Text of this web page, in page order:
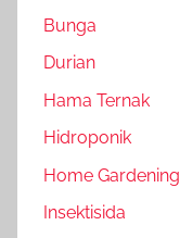
Bunga
Durian
Hama Ternak
Hidroponik
Home Gardening
Insektisida